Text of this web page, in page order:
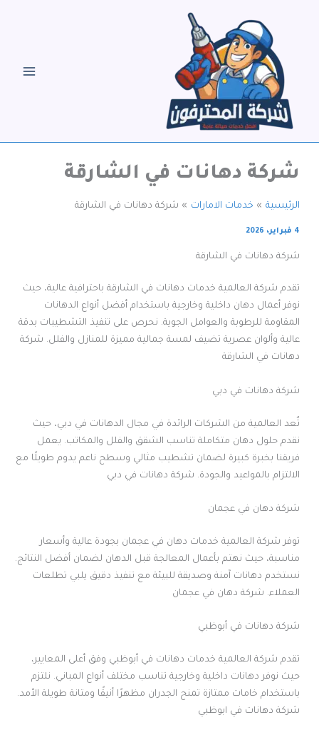
شركة دهانات في الشارقة
الرئيسية خدمات الامارات شركة دهانات في الشارقة
4 فبراير، 2026
شركة دهانات في الشارقة
تقدم شركة العالمية خدمات دهانات في الشارقة باحترافية عالية، حيث
نوفر أعمال دهان داخلية وخارجية باستخدام أفضل أنواع الدهانات
المقاومة للرطوبة والعوامل الجوية. نحرص على تنفيذ التشطيبات بدقة
عالية وألوان عصرية تضيف لمسة جمالية مميزة للمنازل والفلل. شركة
دهانات في الشارقة
شركة دهانات في دبي
تُعد العالمية من الشركات الرائدة في مجال الدهانات في دبي، حيث
نقدم حلول دهان متكاملة تناسب الشقق والفلل والمكاتب. يعمل
فريقنا بخبرة كبيرة لضمان تشطيب مثالي وسطح ناعم يدوم طويلًا مع
الالتزام بالمواعيد والجودة. شركة دهانات في دبي
شركة دهان في عجمان
توفر شركة العالمية خدمات دهان في عجمان بجودة عالية وأسعار
مناسبة، حيث نهتم بأعمال المعالجة قبل الدهان لضمان أفضل النتائج.
نستخدم دهانات آمنة وصديقة للبيئة مع تنفيذ دقيق يلبي تطلعات
العملاء. شركة دهان في عجمان
شركة دهانات في أبوظبي
تقدم شركة العالمية خدمات دهانات في أبوظبي وفق أعلى المعايير،
حيث نوفر دهانات داخلية وخارجية تناسب مختلف أنواع المباني. نلتزم
باستخدام خامات ممتازة تمنح الجدران مظهرًا أنيقًا ومتانة طويلة الأمد.
شركة دهانات في ابوظبي